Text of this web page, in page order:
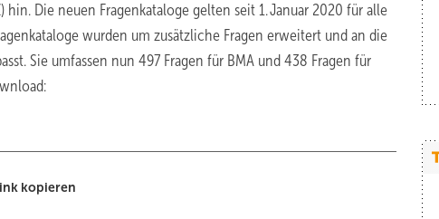
Die neuen Fragenkataloge gelten seit 1. Januar 2020 für alle
wurden um zusätzliche Fragen erweitert und an die
Sie umfassen nun 497 Fragen für BMA und 438 Fragen für
kopieren